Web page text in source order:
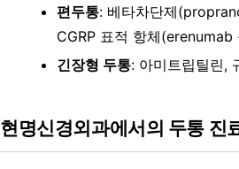
편두통: 베타차단제
CGRP 표적 항체(erenumab
긴장형 두통: 아미트립틸린,
현명신경외과에서의 두통 진